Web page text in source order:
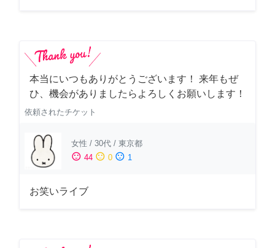
本当にいつもありがとうございます！ 来年もぜ
ひ、機会がありましたらよろしくお願いします！
依頼されたチケット
女性 / 30代 / 東京都
sentiment_satisfied 44 sentiment_neutral 0 sentiment_dissatisfied 1
お笑いライブ